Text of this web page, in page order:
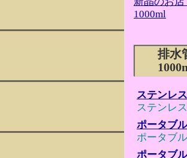
1000ml
排水
ステンレ
ステンレ
ポータブ
ポータブ
ポータブ